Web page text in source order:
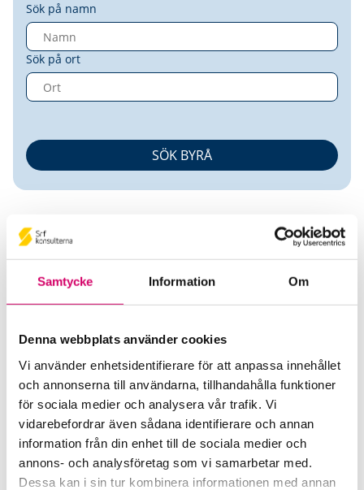
Samtycke Information Om
Denna webbplats använder cookies
Vi använder enhetsidentifierare för att anpassa innehållet
och annonserna till användarna, tillhandahålla funktioner
för sociala medier och analysera vår trafik. Vi
vidarebefordrar även sådana identifierare och annan
information från din enhet till de sociala medier och
annons- och analysföretag som vi samarbetar med.
Dessa kan i sin tur kombinera informationen med annan
Sök på namn
Sök på ort
Certifierad Affärsrådgivare
Admit Ekonomi AB
Örebro
Telefon
019-19 47 50